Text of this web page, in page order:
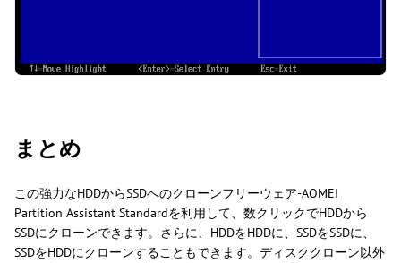
まとめ
この強力なHDDからSSDへのクローンフリーウェア-AOMEI
Partition Assistant Standardを利用して、数クリックでHDDから
SSDにクローンできます。さらに、HDDをHDDに、SSDをSSDに、
SSDをHDDにクローンすることもできます。ディスククローン以外